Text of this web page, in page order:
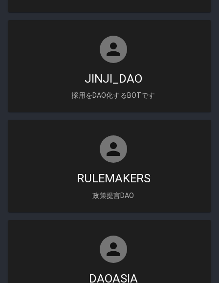
JINJI_DAO
採用をDAO化するBOTです
RULEMAKERS
政策提言DAO
DAOASIA